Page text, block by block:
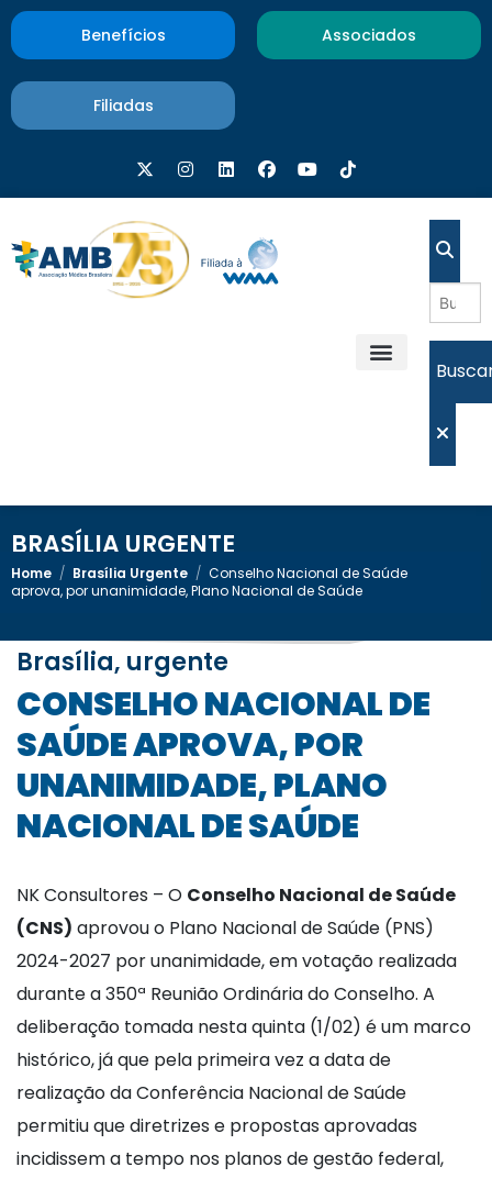
Benefícios Associados
Filiadas
BRASÍLIA URGENTE
Home / Brasília Urgente / Conselho Nacional de Saúde
aprova, por unanimidade, Plano Nacional de Saúde
Brasília, urgente
CONSELHO NACIONAL DE
SAÚDE APROVA, POR
UNANIMIDADE, PLANO
NACIONAL DE SAÚDE
NK Consultores – O Conselho Nacional de Saúde
(CNS) aprovou o Plano Nacional de Saúde (PNS)
2024-2027 por unanimidade, em votação realizada
durante a 350ª Reunião Ordinária do Conselho. A
deliberação tomada nesta quinta (1/02) é um marco
histórico, já que pela primeira vez a data de
realização da Conferência Nacional de Saúde
permitiu que diretrizes e propostas aprovadas
incidissem a tempo nos planos de gestão federal,